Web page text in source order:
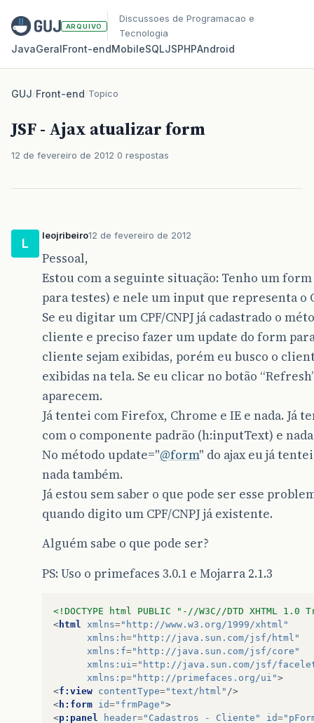
ARQUIVO
Discussoes de Programacao e
Tecnologia
JavaGeralFront‑endMobileSQLJSPHPAndroid
GUJ/Front-end/Topico
JSF - Ajax atualizar form
12 de fevereiro de 2012 0 respostas
L
leojribeiro12 de fevereiro de 2012
Pessoal,
Estou com a seguinte situação: Tenho um
para testes) e nele um input que representa o
Se eu digitar um CPF/CNPJ já cadastrado o
cliente e preciso fazer um update do form
cliente sejam exibidas, porém eu busco o
exibidas na tela. Se eu clicar no botão
aparecem.
Já tentei com Firefox, Chrome e IE e nada. Já
com o componente padrão (h:inputText) e
No método update="@form" do ajax eu já
nada também.
Já estou sem saber o que pode ser esse
quando digito um CPF/CNPJ já existente.
Alguém sabe o que pode ser?
PS: Uso o primefaces 3.0.1 e Mojarra 2.1.3
<!DOCTYPE html PUBLIC "-//W3C//DTD
< html xmlns="http://www.w3.org/1999/xhtml"
xmlns:h="http://java.sun.com/jsf/html"
xmlns:f="http://java.sun.com/jsf/core"
xmlns:ui="http://java.sun.com/jsf/
xmlns:p="http://primefaces.org/ui">
<f:view contentType="text/html" />
< h:form id="frmPage">
<p:panel header="Cadastros - Cliente" id=